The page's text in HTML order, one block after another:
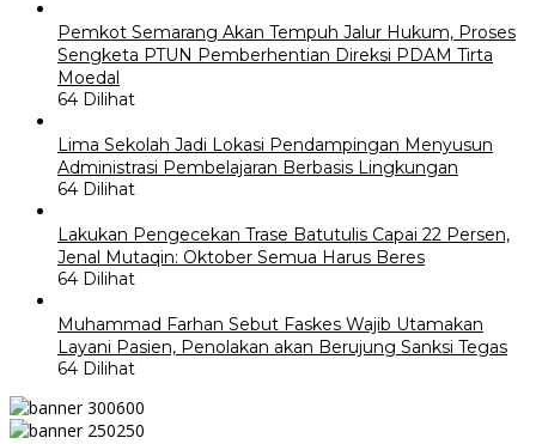
Pemkot Semarang Akan Tempuh Jalur Hukum, Proses
Sengketa PTUN Pemberhentian Direksi PDAM Tirta
Moedal
64 Dilihat
Lima Sekolah Jadi Lokasi Pendampingan Menyusun
Administrasi Pembelajaran Berbasis Lingkungan
64 Dilihat
Lakukan Pengecekan Trase Batutulis Capai 22 Persen,
Jenal Mutaqin: Oktober Semua Harus Beres
64 Dilihat
Muhammad Farhan Sebut Faskes Wajib Utamakan
Layani Pasien, Penolakan akan Berujung Sanksi Tegas
64 Dilihat